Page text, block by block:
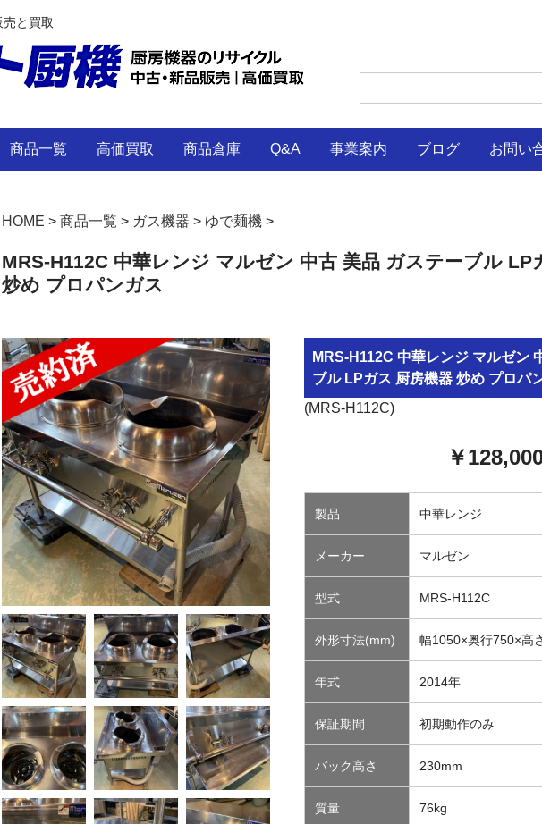
と買取
商品一覧 高価買取 商品倉庫 Q&A 事業案内 ブログ お問い
HOME > 商品一覧 > ガス機器 > ゆで麺機 >
MRS-H112C 中華レンジ マルゼン 中古 美品 ガステーブル LP
炒め プロパンガス
MRS-H112C 中華レンジ マルゼン
ブル LPガス 厨房機器 炒め プロパ
(MRS-H112C)
￥
製品 中華レンジ
メーカー マルゼン
型式 MRS-H112C
外形寸法(mm) 幅1050×奥行750×高
年式 2014年
保証期間 初期動作のみ
バック高さ 230mm
質量 76kg